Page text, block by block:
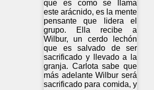
que es como se llama
este arácnido, es la mente
pensante que lidera el
grupo. Ella recibe a
Wilbur, un cerdo lechón
que es salvado de ser
sacrificado y llevado a la
granja. Carlota sabe que
más adelante Wilbur será
sacrificado para comida, y